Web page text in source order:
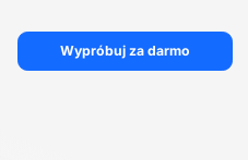
Wypróbuj za darmo